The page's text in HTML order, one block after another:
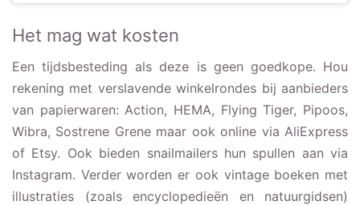
Het mag wat kosten
Een tijdsbesteding als deze is geen goedkope. Hou
rekening met verslavende winkelrondes bij aanbieders
van papierwaren: Action, HEMA, Flying Tiger, Pipoos,
Wibra, Sostrene Grene maar ook online via AliExpress
of Etsy. Ook bieden snailmailers hun spullen aan via
Instagram. Verder worden er ook vintage boeken met
illustraties (zoals encyclopedieën en natuurgidsen)